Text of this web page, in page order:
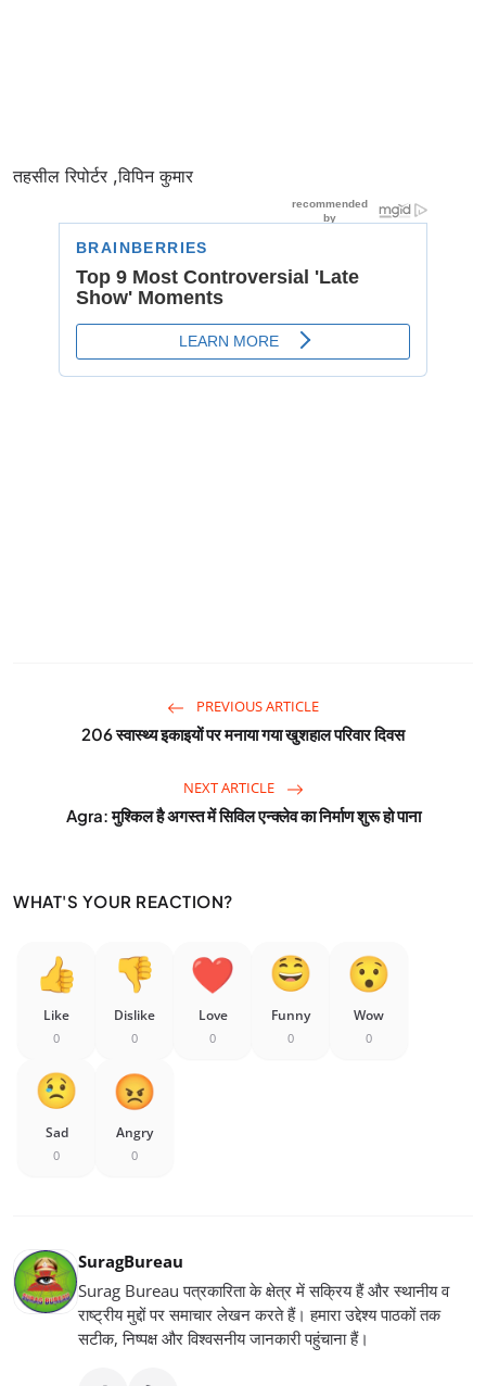
तहसील रिपोर्टर ,विपिन कुमार
PREVIOUS ARTICLE
206 स्वास्थ्य इकाइयों पर मनाया गया खुशहाल परिवार दिवस
NEXT ARTICLE
Agra: मुश्किल है अगस्त में सिविल एन्क्लेव का निर्माण शुरू हो पाना
WHAT'S YOUR REACTION?
Like
0
Dislike
0
Love
0
Funny
0
Wow
0
Sad
0
Angry
0
SuragBureau
Surag Bureau पत्रकारिता के क्षेत्र में सक्रिय हैं और स्थानीय व
राष्ट्रीय मुद्दों पर समाचार लेखन करते हैं। हमारा उद्देश्य पाठकों तक
सटीक, निष्पक्ष और विश्वसनीय जानकारी पहुंचाना हैं।